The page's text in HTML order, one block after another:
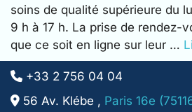
soins de qualité supérieure du
9 h à 17 h. La prise de rendez-
que ce soit en ligne sur leur …
+33 2 756 04 04
56 Av. Klébe , Paris 16e